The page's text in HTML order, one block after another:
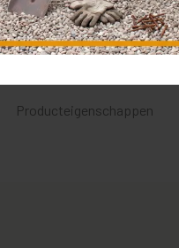
Kenmerken
Levering & leverdag
Producteigenschappen